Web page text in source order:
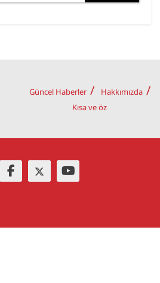
Güncel Haberler
Hakkımızda
Kısa ve öz